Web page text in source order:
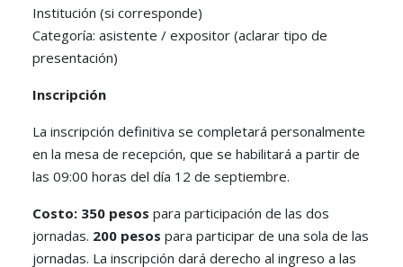
Institución (si corresponde)
Categoría: asistente / expositor (aclarar tipo de
presentación)
Inscripción
La inscripción definitiva se completará personalmente
en la mesa de recepción, que se habilitará a partir de
las 09:00 horas del día 12 de septiembre.
Costo: 350 pesos para participación de las dos
jornadas. 200 pesos para participar de una sola de las
jornadas. La inscripción dará derecho al ingreso a las